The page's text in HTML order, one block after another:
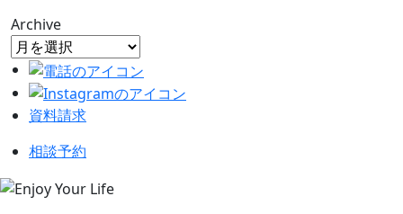
Archive
資料請求
相談予約